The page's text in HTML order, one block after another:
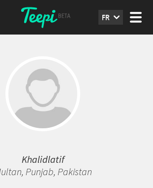
FR
Khalidlatif
Punjab, Pakistan